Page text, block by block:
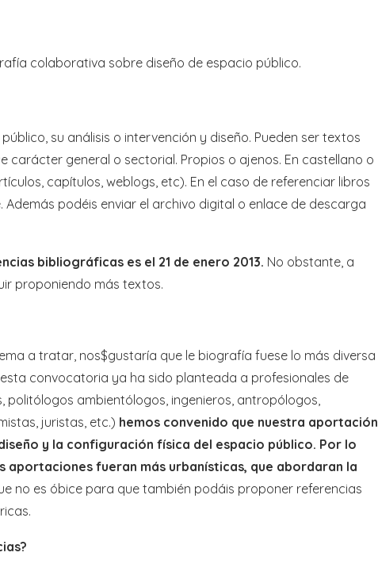
colaborativa sobre diseño de espacio público.
su análisis o intervención y diseño. Pueden ser textos
carácter general o sectorial. Propios o ajenos. En castellano o
capítulos, weblogs, etc). En el caso de referenciar libros
podéis enviar el archivo digital o enlace de descarga
bibliográficas es el 21 de enero 2013. No obstante, a
proponiendo más textos.
a tratar, nos$gustaría que le biografía fuese lo más diversa
convocatoria ya ha sido planteada a profesionales de
ambientólogos, ingenieros, antropólogos,
juristas, etc.) hemos convenido que nuestra aportación
y la configuración física del espacio público. Por lo
fueran más urbanísticas, que abordaran la
no es óbice para que también podáis proponer referencias